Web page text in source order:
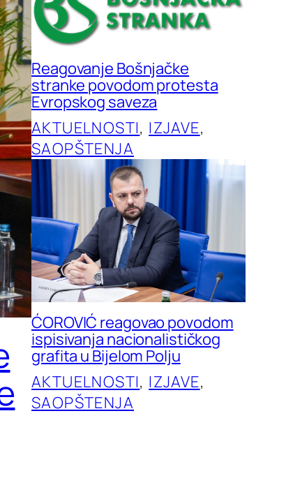
Reagovanje Bošnjačke
stranke povodom protesta
Evropskog saveza
AKTUELNOSTI, IZJAVE
SAOPŠTENJA
ĆOROVIĆ reagovao povodom
ispisivanja nacionalističkog
grafita u Bijelom Polju
AKTUELNOSTI, IZJAVE
SAOPŠTENJA